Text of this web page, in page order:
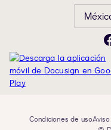
Condiciones de uso